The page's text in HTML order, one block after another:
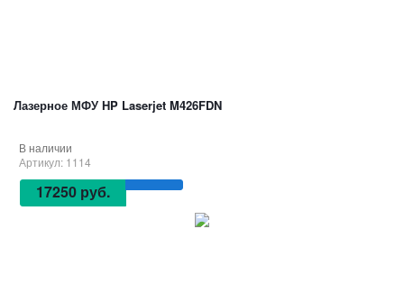
Лазерное МФУ HP Laserjet M426FDN
В наличии
Артикул: 1114
17250 руб.